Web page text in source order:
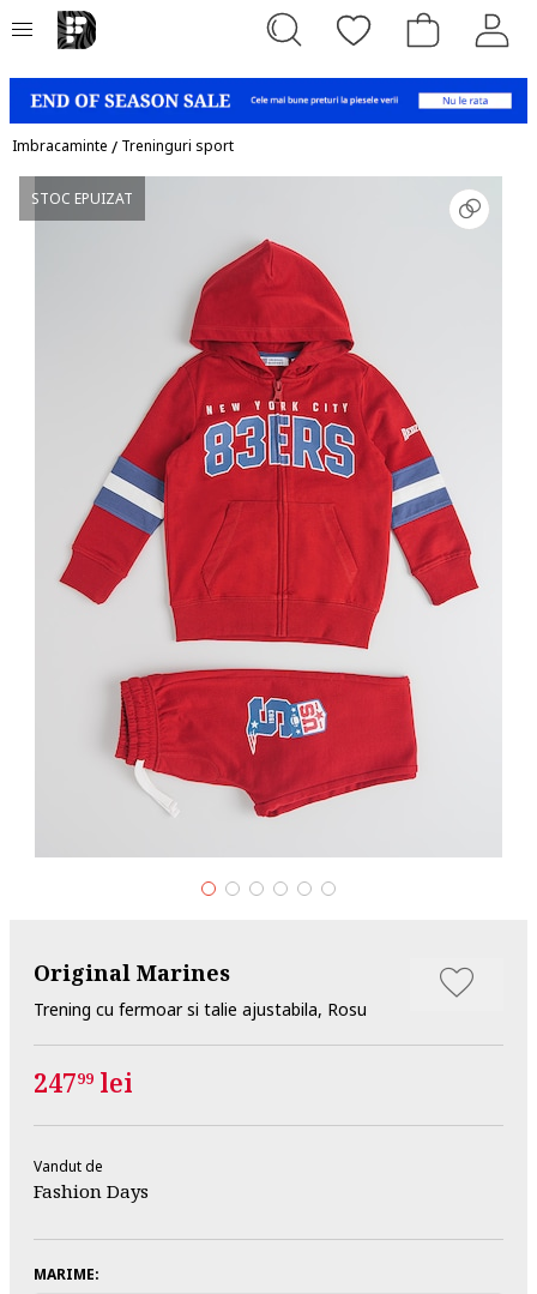
Imbracaminte / Treninguri sport
STOC EPUIZAT
Original Marines
Trening cu fermoar si talie ajustabila, Rosu
24799 lei
Vandut de
Fashion Days
MARIME: